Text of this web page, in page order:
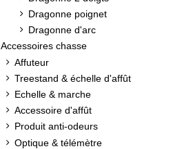
Dragonne poignet
Dragonne d'arc
Accessoires chasse
Affuteur
Treestand & échelle d'affût
Echelle & marche
Accessoire d'affût
Produit anti-odeurs
Optique & télémètre